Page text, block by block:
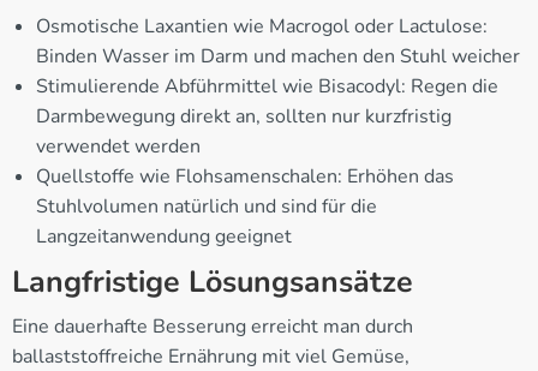
Osmotische Laxantien wie Macrogol oder Lactulose:
Binden Wasser im Darm und machen den Stuhl weicher
Stimulierende Abführmittel wie Bisacodyl: Regen die
Darmbewegung direkt an, sollten nur kurzfristig
verwendet werden
Quellstoffe wie Flohsamenschalen: Erhöhen das
Stuhlvolumen natürlich und sind für die
Langzeitanwendung geeignet
Langfristige Lösungsansätze
Eine dauerhafte Besserung erreicht man durch
ballaststoffreiche Ernährung mit viel Gemüse,